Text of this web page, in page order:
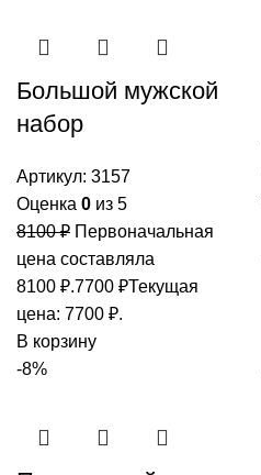
Большой мужской
набор
Артикул: 3157
Оценка 0 из 5
8100₽ Первоначальная
цена составляла
8100 ₽.7700 ₽Текущая
цена: 7700 ₽.
В корзину
-8%